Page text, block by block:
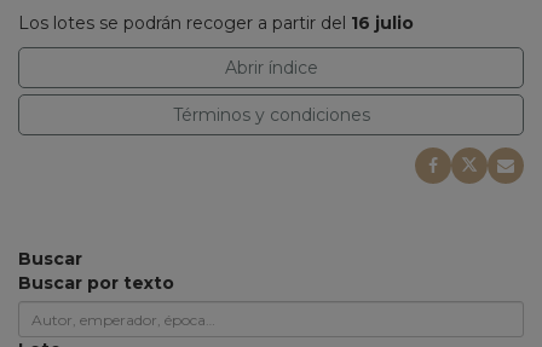
Los lotes se podrán recoger a partir del 16 julio
Abrir índice
Términos y condiciones
Buscar
Buscar por texto